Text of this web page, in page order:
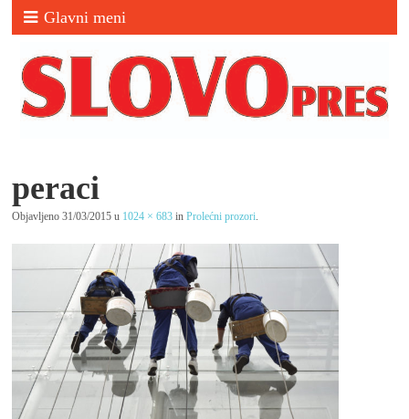
Glavni meni
peraci
Objavljeno31/03/2015 u 1024 × 683 inProlećni prozori.